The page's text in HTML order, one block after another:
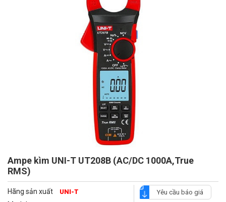
Ampe kìm UNI-T UT208B (AC/DC 1000A,True
RMS)
Hãng sản xuất UNI-T Yêu cầu báo giá